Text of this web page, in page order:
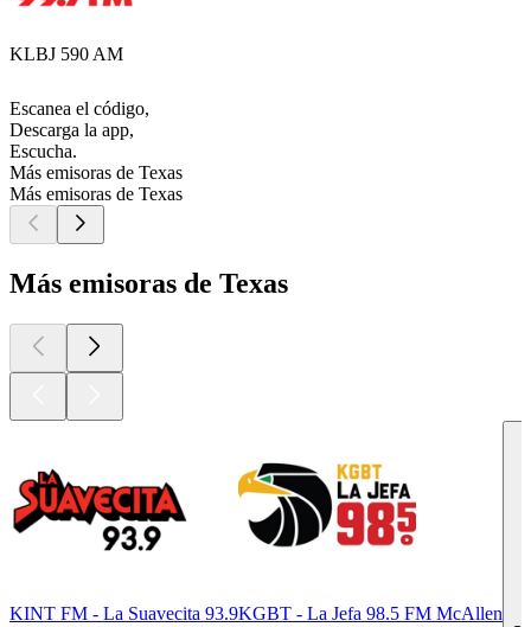
KLBJ 590 AM
Escanea el código,
Descarga la app,
Escucha.
Más emisoras de Texas
Más emisoras de Texas
Más emisoras de Texas
KINT FM - La Suavecita 93.9KGBT - La Jefa 98.5 FM McAllen